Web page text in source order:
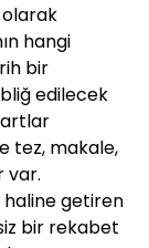
olarak
hangi
bir
edilecek
tez, makale,
var.
haline getiren
bir rekabet